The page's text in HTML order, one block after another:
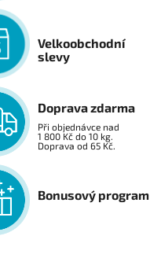
Velkoobchodní
slevy
Doprava zdarma
Při objednávce nad
1 800 Kč do 10 kg.
Doprava od 65 Kč.
Bonusový program